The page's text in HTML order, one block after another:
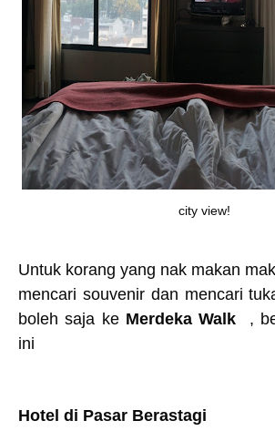
city view!
Untuk korang yang nak makan
mencari souvenir dan mencari
boleh saja ke Merdeka Walk ,
ini
Hotel di Pasar Berastagi